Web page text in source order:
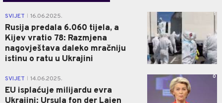
SVIJET 16.06.2025.
Rusija predala 6.060 tijela, a
Kijev vratio 78: Razmjena
nagovještava daleko mračniju
istinu o ratu u Ukrajini
1
SVIJET 14.06.2025.
EU isplaćuje milijardu evra
0